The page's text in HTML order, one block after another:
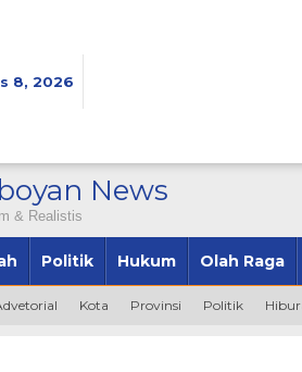
8, 2026
News
& Realistis
Politik Hukum Olah Raga
Kota Provinsi Politik